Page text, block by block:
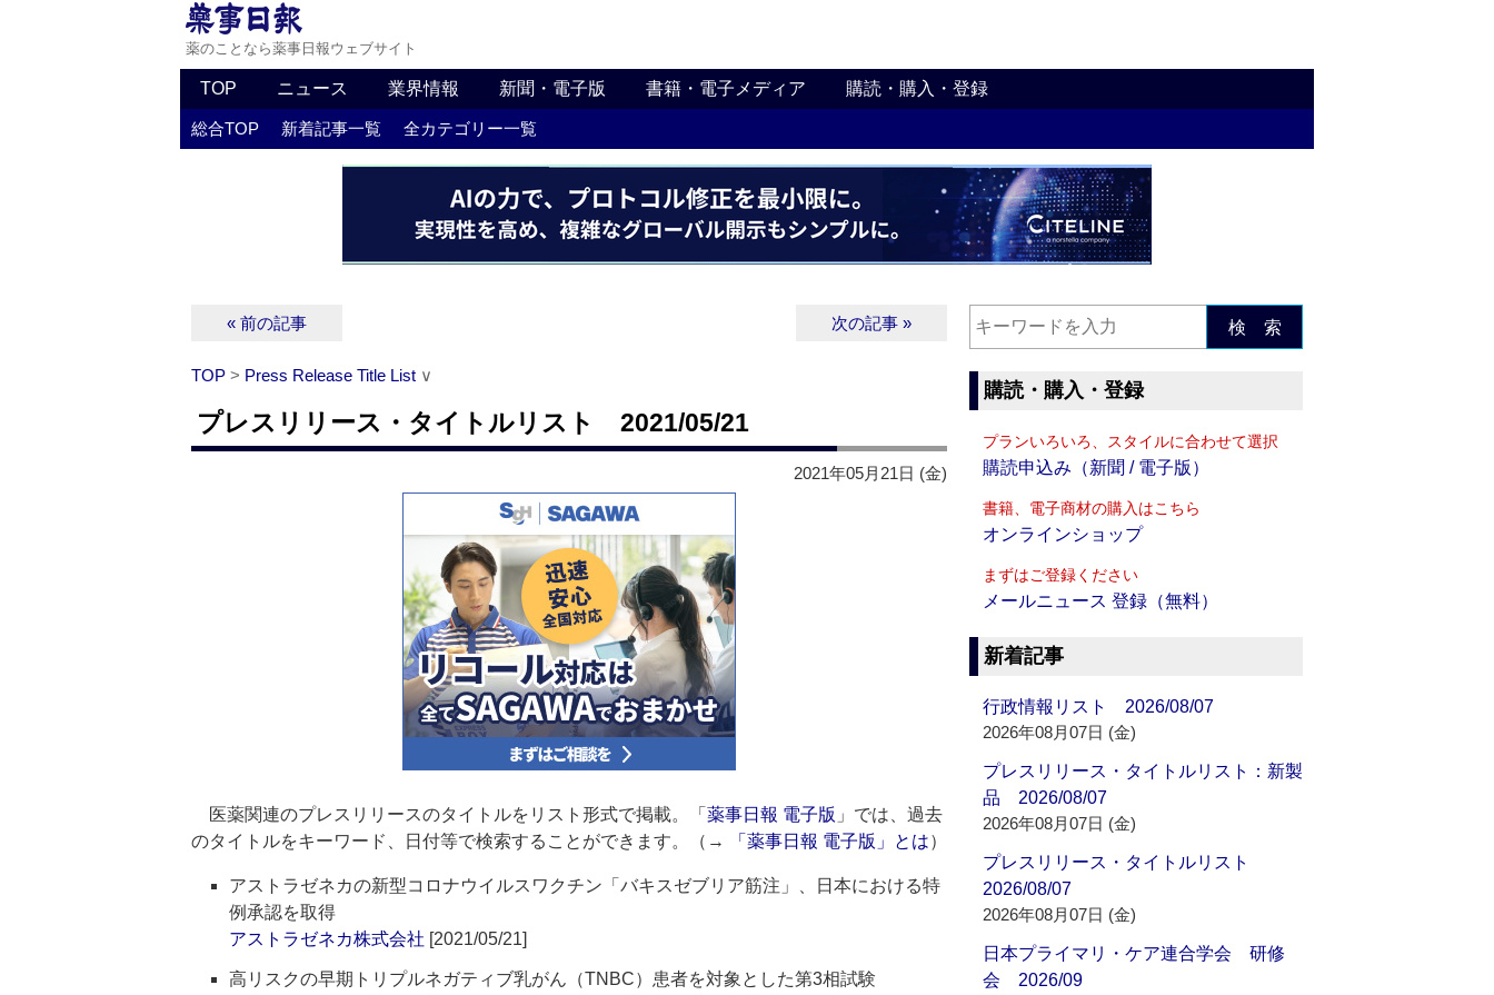
薬のことなら薬事日報ウェブサイト
TOP ニュース 業界情報 新聞・電子版 書籍・電子メディア 購読・購入・登録
総合TOP 新着記事一覧 全カテゴリー一覧
« 前の記事 次の記事 »
TOP > Press Release Title List ∨
プレスリリース・タイトルリスト 2021/05/21
2021年05月21日 (金)
医薬関連のプレスリリースのタイトルをリスト形式で掲載。「 薬事日報 電子版 」では、過去
のタイトルをキーワード、日付等で検索することができます。（→
「薬事日報 電子版」とは）
アストラゼネカの新型コロナウイルスワクチン「バキスゼブリア筋注」、日本における特
例承認を取得
アストラゼネカ株式会社 [2021/05/21]
高リスクの早期トリプルネガティブ乳がん（TNBC）患者を対象とした第3相試験
検 索
購読・購入・登録
プランいろいろ、スタイルに合わせて選択
購読申込み（新聞 / 電子版）
書籍、電子商材の購入はこちら
オンラインショップ
まずはご登録ください
メールニュース 登録（無料）
新着記事
行政情報リスト 2026/08/07
2026年08月07日 (金)
プレスリリース・タイトルリスト：新製
品 2026/08/07
2026年08月07日 (金)
プレスリリース・タイトルリスト
2026/08/07
2026年08月07日 (金)
日本プライマリ・ケア連合学会 研修
会 2026/09